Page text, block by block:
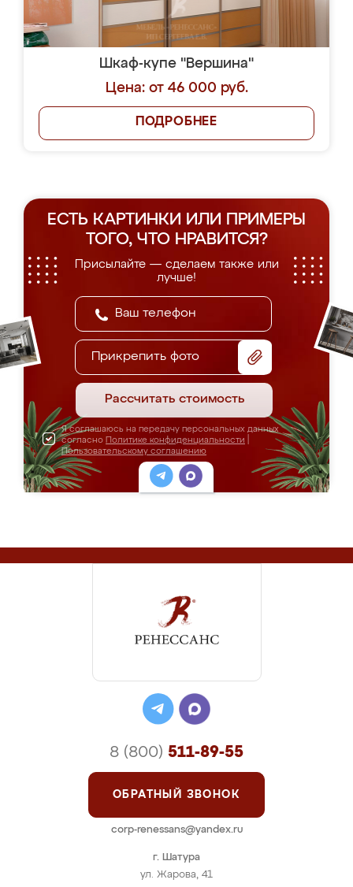
Шкаф-купе "Вершина"
Цена: от 46 000 руб.
ПОДРОБНЕЕ
ЕСТЬ КАРТИНКИ ИЛИ ПРИМЕРЫ
ТОГО, ЧТО НРАВИТСЯ?
Присылайте — сделаем также или
лучше!
Прикрепить фото
Рассчитать стоимость
Я соглашаюсь на передачу персональных данных
согласно Политике конфиденциальности
Пользовательскому соглашению
г. Шатура
ул. Жарова, 41
8 (800) 511-89-55
ОБРАТНЫЙ ЗВОНОК
corp-renessans@yandex.ru